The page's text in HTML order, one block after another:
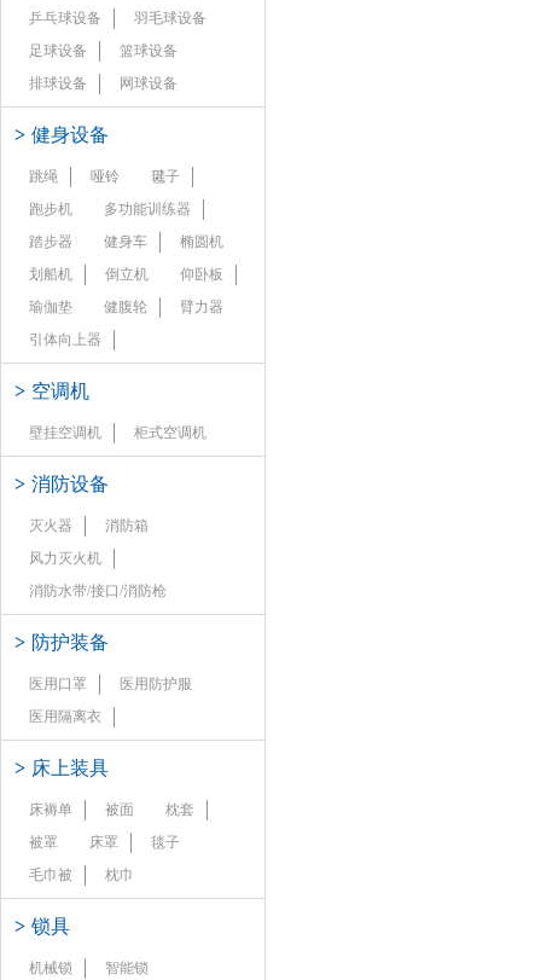
乒乓球设备
羽毛球设备
足球设备
篮球设备
排球设备
网球设备
> 健身设备
跳绳 哑铃
毽子
跑步机
多功能训练器
踏步器
健身车
椭圆机
划船机
倒立机
仰卧板
瑜伽垫
健腹轮
臂力器
引体向上器
> 空调机
壁挂空调机 柜式空调机
> 消防设备
灭火器
消防箱
风力灭火机
消防水带/接口/消防枪
> 防护装备
医用口罩
医用防护服
医用隔离衣
> 床上装具
床褥单 被面
枕套
被罩
床罩
毯子
毛巾被
枕巾
> 锁具
机械锁 智能锁